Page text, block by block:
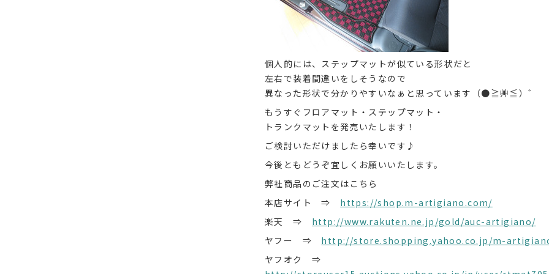
個人的には、ステップマットが似ている形状だと
左右で装着間違いをしそうなので
異なった形状で分かりやすいなぁと思っています（●≧艸≦）゛
もうすぐフロアマット・ステップマット・
トランクマットを発売いたします！
ご検討いただけましたら幸いです♪
今後ともどうぞ宜しくお願いいたします。
弊社商品のご注文はこちら
本店サイト ⇒ https://shop.m-artigiano.com/
楽天 ⇒ http://www.rakuten.ne.jp/gold/auc-artigiano/
ヤフー ⇒ http://store.shopping.yahoo.co.jp/m-
ヤフオク ⇒